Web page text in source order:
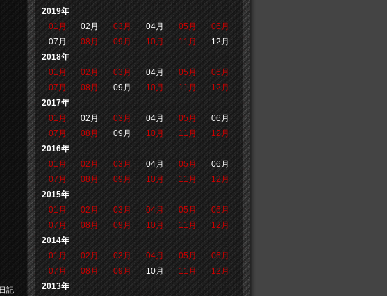
記
2019年
01月
02月 03月 04月 05月
06月
07月
08月 09月 10月 11月
12月
2018年
01月
02月 03月 04月 05月
06月
07月
08月 09月 10月 11月
12月
2017年
01月
02月 03月 04月 05月
06月
07月
08月 09月 10月 11月
12月
2016年
01月
02月 03月 04月 05月
06月
07月
08月 09月 10月 11月
12月
2015年
01月
02月 03月 04月 05月
06月
07月
08月 09月 10月 11月
12月
2014年
01月
02月 03月 04月 05月
06月
07月
08月 09月 10月 11月
12月
2013年